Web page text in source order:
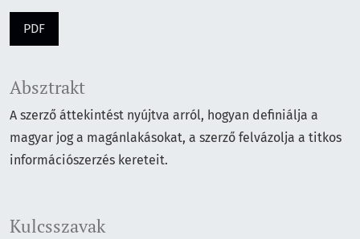
PDF
Kulcsszavak
Absztrakt
A szerző áttekintést nyújtva arról, hogyan definiálja a
magyar jog a magánlakásokat, a szerző felvázolja a titkos
információszerzés kereteit.